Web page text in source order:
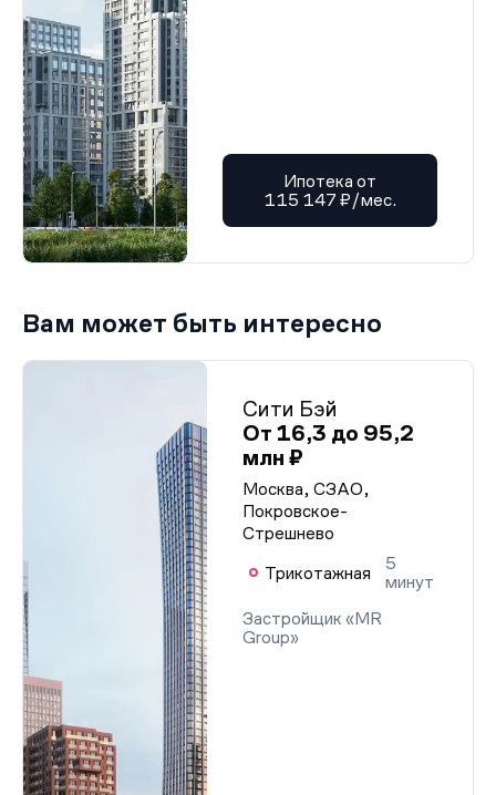
Ипотека от
115 147 ₽/мес.
Вам может быть интересно
Сити Бэй
От 16,3 до 95,2
млн ₽
Москва, СЗАО,
Покровское-
Стрешнево
Трикотажная
5
минут
Застройщик «MR
Group»